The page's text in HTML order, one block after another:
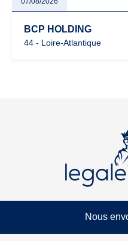
BCP HOLDING
44 - Loire-Atlantique
Nous